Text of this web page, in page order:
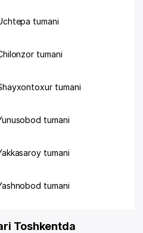
tumani
tumani
tumani
tumani
tumani
tumani
Toshkentda